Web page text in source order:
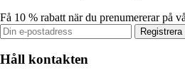
Få 10 % rabatt när du prenumererar på
Registrera
Håll kontakten